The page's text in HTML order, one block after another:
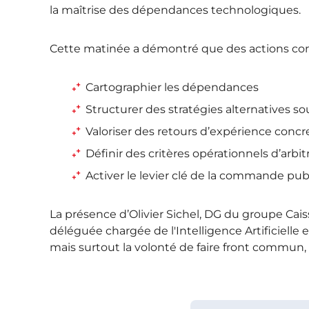
la maîtrise des dépendances technologiques.
Cette matinée a démontré que des actions
Cartographier les dépendances
Structurer des stratégies alternatives
Valoriser des retours d’expérience
Définir des critères opérationnels
Activer le levier clé de la commande
La présence d’Olivier Sichel, DG du groupe
déléguée chargée de l'Intelligence Artificielle
mais surtout la volonté de faire front